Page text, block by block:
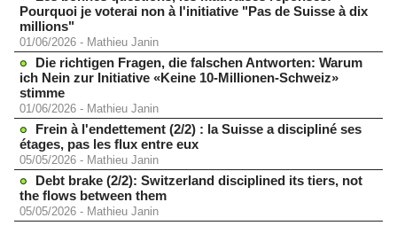
Pourquoi je voterai non à l'initiative "Pas de Suisse à dix
millions"
01/06/2026 - Mathieu Janin
Die richtigen Fragen, die falschen Antworten: Warum
ich Nein zur Initiative «Keine 10-Millionen-Schweiz»
stimme
01/06/2026 - Mathieu Janin
Frein à l'endettement (2/2) : la Suisse a discipliné ses
étages, pas les flux entre eux
05/05/2026 - Mathieu Janin
Debt brake (2/2): Switzerland disciplined its tiers, not
the flows between them
05/05/2026 - Mathieu Janin